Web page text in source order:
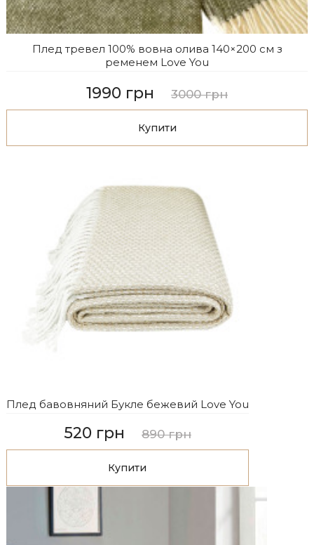
Плед тревел 100% вовна олива 140×200 см з
ременем Love You
1990 грн 3000 грн
Купити
Плед бавовняний Букле бежевий Love You
520 грн 890 грн
Купити